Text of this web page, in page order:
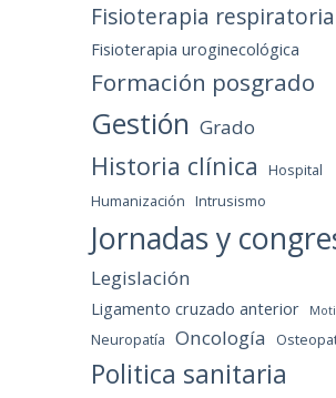
Fisioterapia respiratoria
Fisioterapia uroginecológica
Formación posgrado
Gestión Grado
Historia clínica
Hospital
Humanización Intrusismo
Jornadas y
Legislación
Ligamento cruzado anterior
Neuropatía Oncología
Politica sanitaria